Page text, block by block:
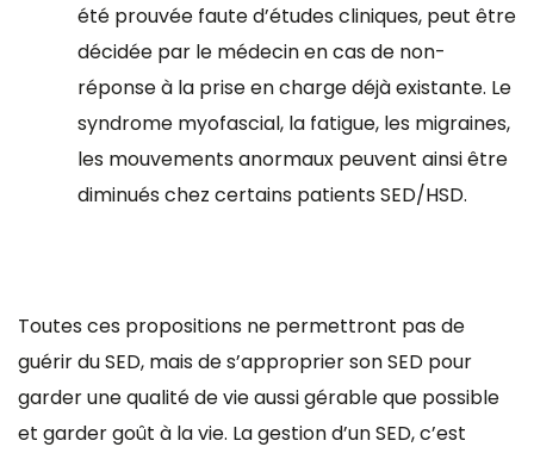
été prouvée faute d’études cliniques, peut être
décidée par le médecin en cas de non-
réponse à la prise en charge déjà existante. Le
syndrome myofascial, la fatigue, les migraines,
les mouvements anormaux peuvent ainsi être
diminués chez certains patients SED/HSD.
Toutes ces propositions ne permettront pas de
guérir du SED, mais de s’approprier son SED pour
garder une qualité de vie aussi gérable que possible
et garder goût à la vie. La gestion d’un SED, c’est